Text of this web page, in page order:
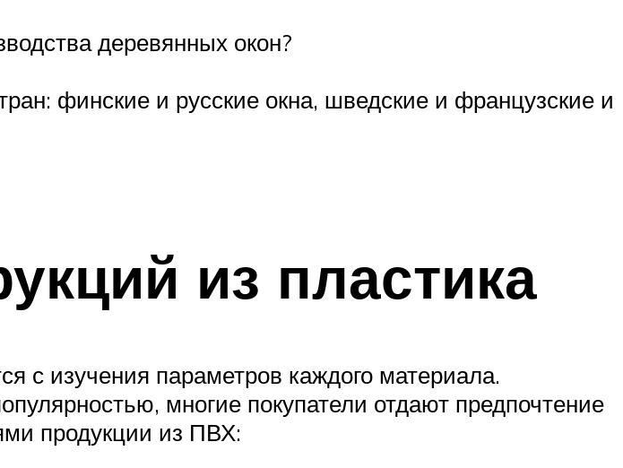
деревянных окон?
финские и русские окна, шведские и французские и
из пластика
с изучения параметров каждого материала.
многие покупатели отдают предпочтение
продукции из ПВХ: